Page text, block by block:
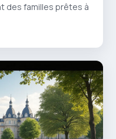
des familles prêtes à